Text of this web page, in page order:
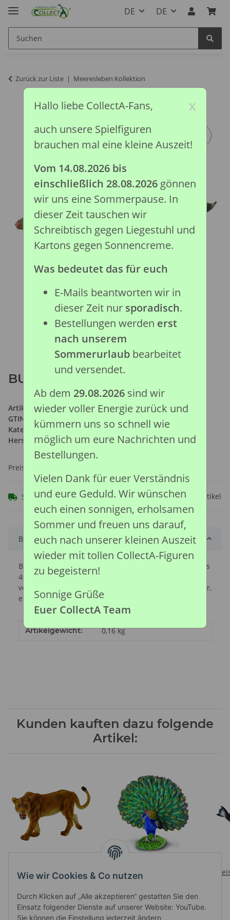
Wie wir Cookies & Co nutzen
Durch Klicken auf „Alle akzeptieren“ gestatten Sie den
Einsatz folgender Dienste auf unserer Website: YouTube.
Sie können die Einstellung jederzeit ändern
DE DE
Zurück zur Liste Meeresleben Kollektion
BUCKELWAL (XL)
Artikelnummer:88347
GTIN:
4892900883472
Kategorie:Meeresleben Kollektion
Hersteller: Collecta Global Limited
Preise nach Anmeldung sichtbar
Sofort verfügbar Frage zum Artikel
Beschreibung
Buckelwale besitzen auf jeder Seite ihres Mauls 270 bis
400 dunkel gefärbte Bartenplatten. Die Platten sind
vorne nur 46 cm lang und hinten, hinter dem Scharnier,
etwa 0,91 m lang.
Produkteigenschaft
Wert
Artikelgewicht: 0,16 kg
Kunden kauften dazu folgende
Artikel:
Preise nach Anmeldung
Preise nach Anmeldung
x
Hallo liebe CollectA-Fans,
auch unsere Spielfiguren
brauchen mal eine kleine Auszeit!
Vom 14.08.2026 bis
einschließlich 28.08.2026gönnen
wir uns eine Sommerpause. In
dieser Zeit tauschen wir
Schreibtisch gegen Liegestuhl und
Kartons gegen Sonnencreme.
Was bedeutet das für euch
E-Mails beantworten wir in
dieser Zeit nur sporadisch.
Bestellungen werden erst
nach unserem
Sommerurlaubbearbeitet
und versendet.
Ab dem 29.08.2026sind wir
wieder voller Energie zurück und
kümmern uns so schnell wie
möglich um eure Nachrichten und
Bestellungen.
Vielen Dank für euer Verständnis
und eure Geduld. Wir wünschen
euch einen sonnigen, erholsamen
Sommer und freuen uns darauf,
euch nach unserer kleinen Auszeit
wieder mit tollen CollectA-Figuren
zu begeistern!
Sonnige Grüße
Euer CollectA Team